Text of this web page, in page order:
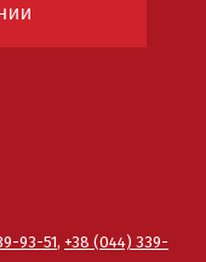
93-51, +38 (044) 339-